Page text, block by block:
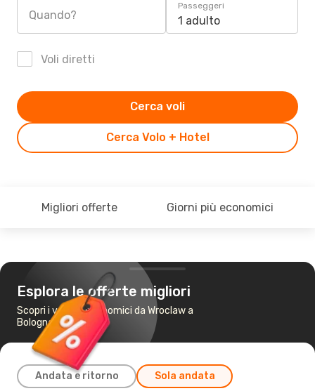
Quando?
Passeggeri
1 adulto
Voli diretti
Cerca Volo + Hotel
Cerca voli
Migliori offerte Giorni più economici
Esplora le offerte migliori
Scopri i voli più economici da Wroclaw a
Bologna
Andata e ritorno Sola andata